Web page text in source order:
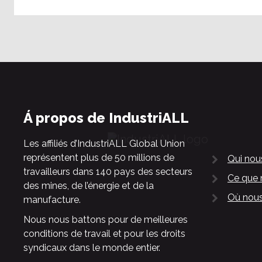
Á propos de IndustriALL
Les affiliés d’IndustriALL Global Union
représentent plus de 50 millions de
travailleurs dans 140 pays des secteurs
des mines, de l’énergie et de la
manufacture.
Nous nous battons pour de meilleures
conditions de travail et pour les droits
syndicaux dans le monde entier.
Qui
Ce que
Où